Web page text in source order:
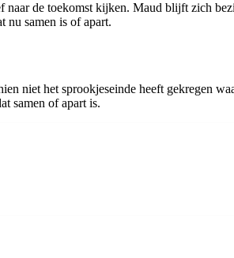
de toekomst kijken. Maud blijft zich
nu samen is of apart.
niet het sprookjeseinde heeft gekregen
samen of apart is.